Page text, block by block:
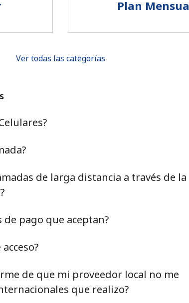
Al abrir una cuenta en este sitio
acuerdo con estos
Plan
Ver todas las categorías
de larga distancia a través de la
de pago que aceptan?
de que mi proveedor local no me
que realizo?